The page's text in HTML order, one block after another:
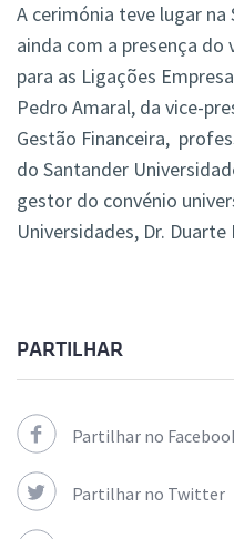
A cerimónia teve lugar na
ainda com a presença do
para as Ligações
Pedro Amaral, da vice-
Gestão Financeira,
do Santander
gestor do convénio
Universidades, Dr. Duarte
PARTILHAR
Partilhar no
Partilhar no Twitter